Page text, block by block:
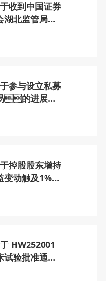
收到中国证券
湖北监管局
书》的公
参与设立私募
的进展公
控股股东增持
变动触及1%刻
告
HW252001
试验批准通知